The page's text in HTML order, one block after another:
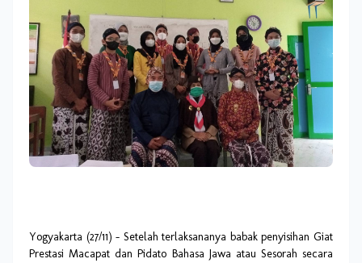
Yogyakarta (27/11) – Setelah terlaksananya babak penyisihan Giat
Prestasi Macapat dan Pidato Bahasa Jawa atau Sesorah secara